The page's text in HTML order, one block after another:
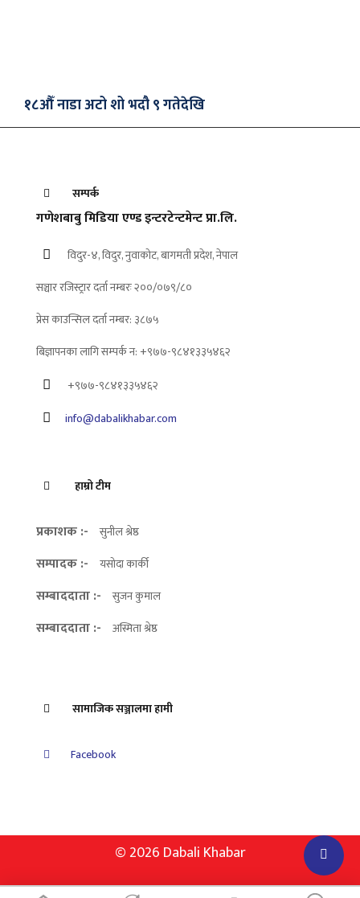
१८औँ नाडा अटो शो भदौ ९ गतेदेखि
सम्पर्क
गणेशबाबु मिडिया एण्ड इन्टरटेन्टमेन्ट प्रा.लि.
विदुर-४, विदुर, नुवाकोट, बागमती प्रदेश, नेपाल
सञ्चार रजिस्ट्रार दर्ता नम्बरः २००/०७९/८०
प्रेस काउन्सिल दर्ता नम्बर: ३८७५
बिज्ञापनका लागि सम्पर्क न: +९७७-९८४१३३५४६२
+९७७-९८४१३३५४६२
info@dabalikhabar.com
हाम्रो टीम
प्रकाशक :- सुनील श्रेष्ठ
सम्पादक :- यसोदा कार्की
सम्बाददाता :- सुजन कुमाल
सम्बाददाता :- अस्मिता श्रेष्ठ
सामाजिक सञ्जालमा हामी
Facebook
© 2026 Dabali Khabar